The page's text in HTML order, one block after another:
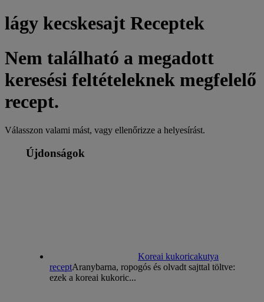
lágy kecskesajt Receptek
Nem található a megadott
keresési feltételeknek megfelelő
recept.
Válasszon valami mást, vagy ellenőrizze a helyesírást.
Újdonságok
Koreai kukoricakutya
receptAranybarna, ropogós és olvadt sajttal töltve:
ezek a koreai kukoric...